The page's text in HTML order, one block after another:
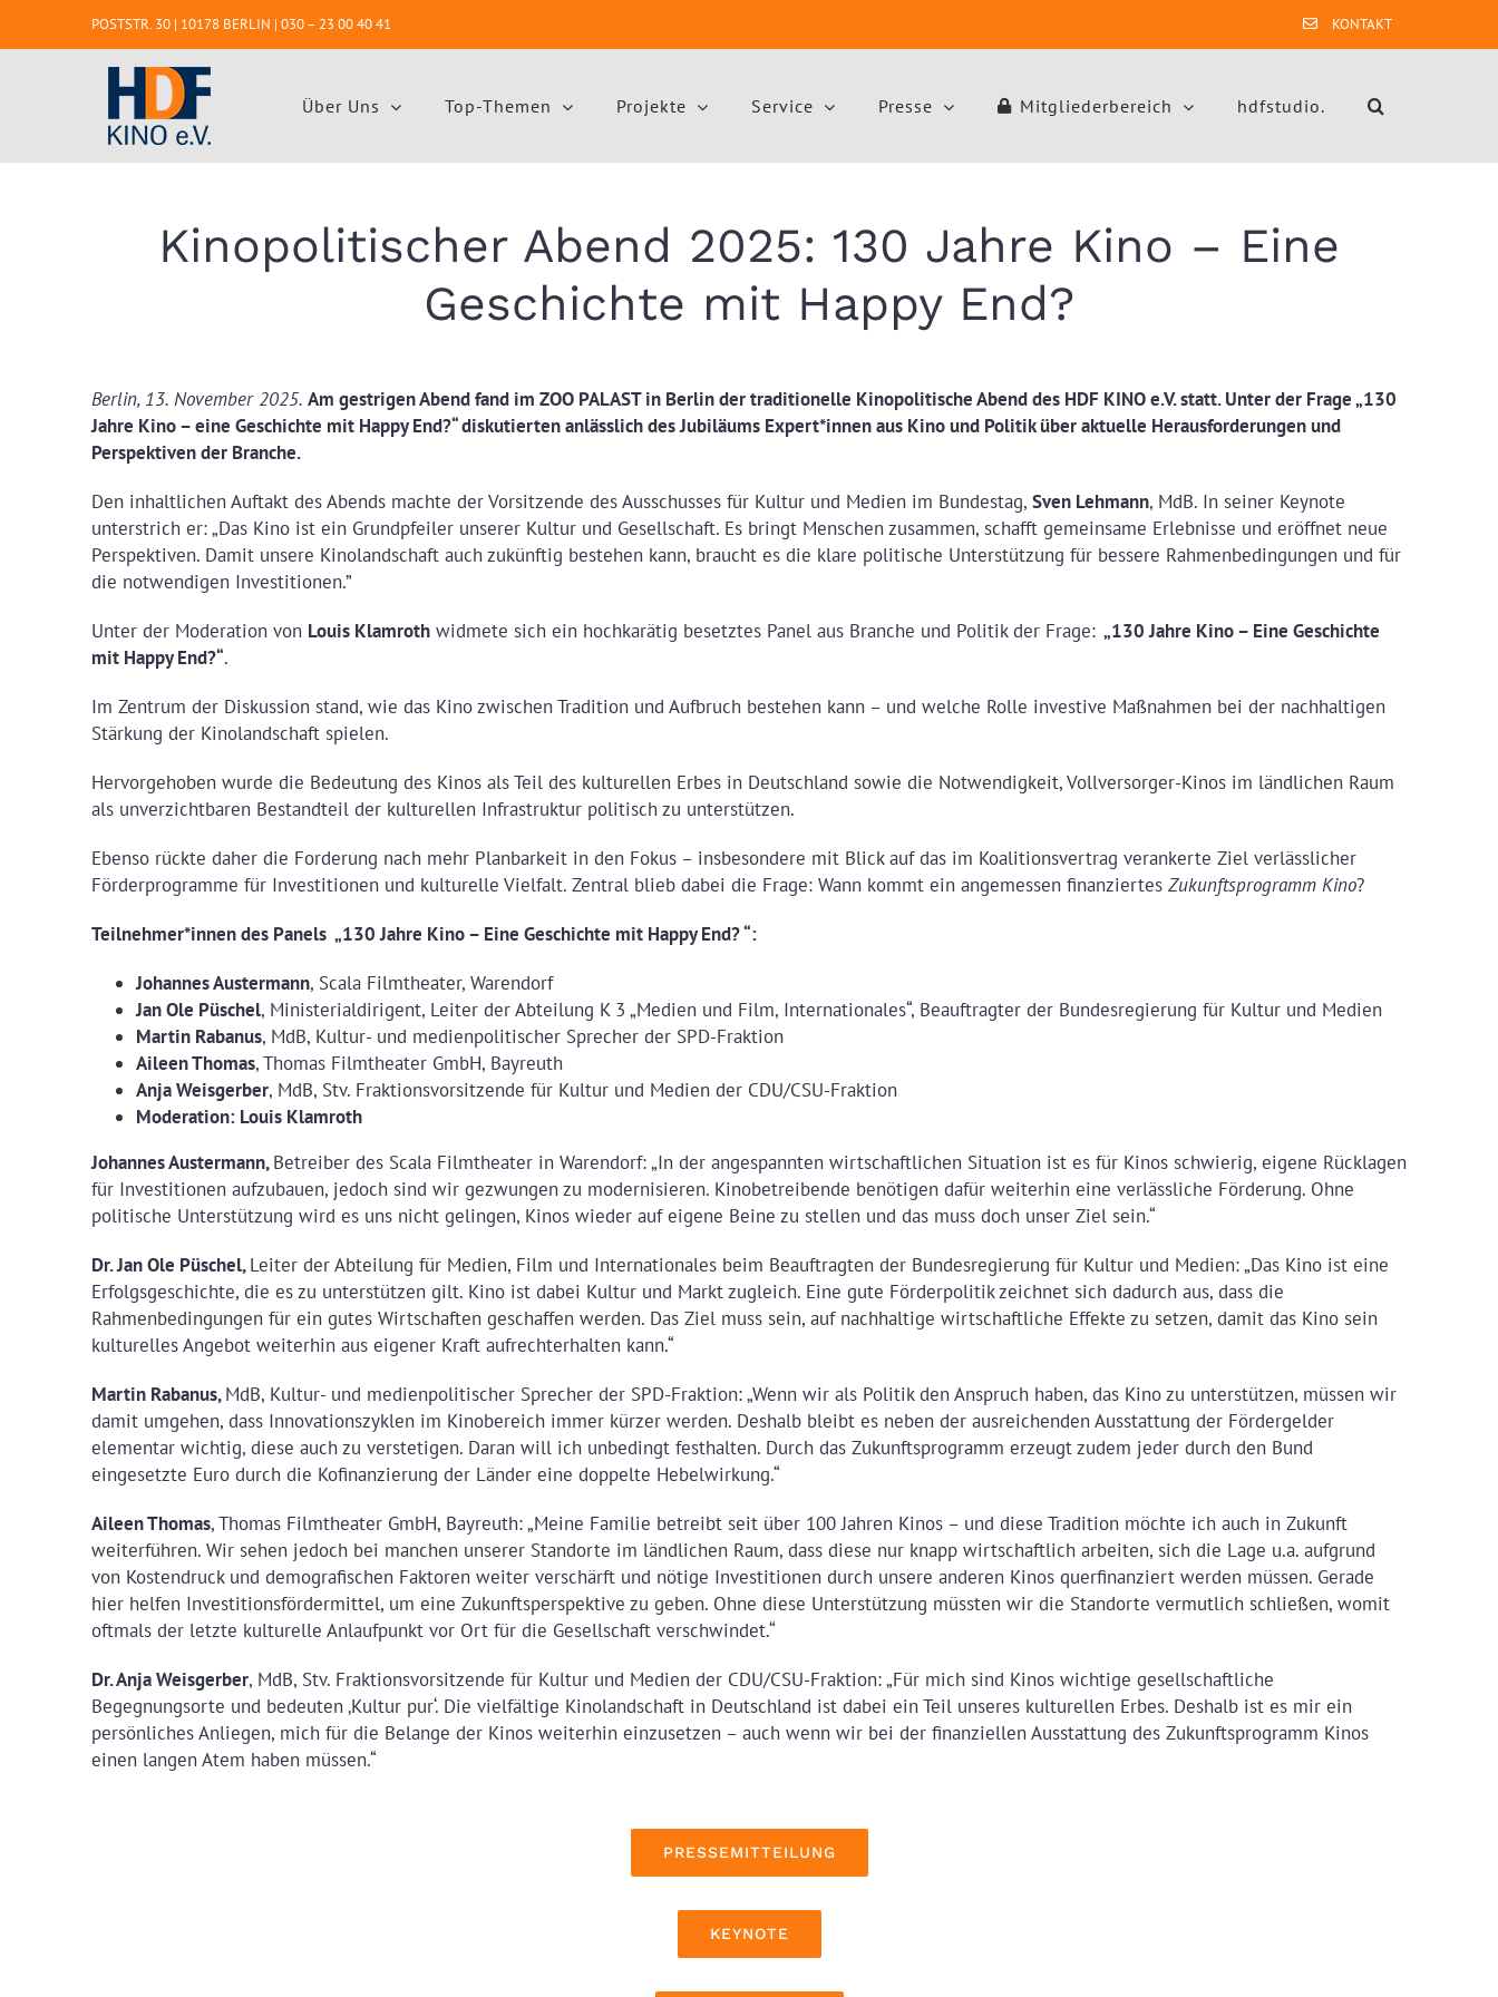
POSTSTR. 30 | 10178 BERLIN | 030 – 23 00 40 41 KONTAKT
Über Uns Top-Themen Projekte Service Presse Mitgliederbereich hdfstudio.
Kinopolitischer Abend 2025: 130 Jahre Kino – Eine
Geschichte mit Happy End?
Berlin, 13. November 2025. Am gestrigen Abend fand im ZOO PALAST in Berlin der traditionelle Kinopolitische Abend des HDF KINO e.V. statt. Unter der Frage „130
Jahre Kino – eine Geschichte mit Happy End?“ diskutierten anlässlich des Jubiläums Expert*innen aus Kino und Politik über aktuelle Herausforderungen und
Perspektiven der Branche.
Den inhaltlichen Auftakt des Abends machte der Vorsitzende des Ausschusses für Kultur und Medien im Bundestag, Sven Lehmann, MdB. In seiner Keynote
unterstrich er: „Das Kino ist ein Grundpfeiler unserer Kultur und Gesellschaft. Es bringt Menschen zusammen, schafft gemeinsame Erlebnisse und eröffnet neue
Perspektiven. Damit unsere Kinolandschaft auch zukünftig bestehen kann, braucht es die klare politische Unterstützung für bessere Rahmenbedingungen und für
die notwendigen Investitionen.”
Unter der Moderation von Louis Klamrothwidmete sich ein hochkarätig besetztes Panel aus Branche und Politik der Frage:„130 Jahre Kino – Eine Geschichte
mit Happy End?“.
Im Zentrum der Diskussion stand, wie das Kino zwischen Tradition und Aufbruch bestehen kann – und welche Rolle investive Maßnahmen bei der nachhaltigen
Stärkung der Kinolandschaft spielen.
Hervorgehoben wurde die Bedeutung des Kinos als Teil des kulturellen Erbes in Deutschland sowie die Notwendigkeit, Vollversorger-Kinos im ländlichen Raum
als unverzichtbaren Bestandteil der kulturellen Infrastruktur politisch zu unterstützen.
Ebenso rückte daher die Forderung nach mehr Planbarkeit in den Fokus – insbesondere mit Blick auf das im Koalitionsvertrag verankerte Ziel verlässlicher
Förderprogramme für Investitionen und kulturelle Vielfalt. Zentral blieb dabei die Frage: Wann kommt ein angemessen finanziertes Zukunftsprogramm Kino?
Teilnehmer*innen des Panels „130 Jahre Kino – Eine Geschichte mit Happy End? “:
Johannes Austermann, Scala Filmtheater, Warendorf
Jan Ole Püschel, Ministerialdirigent, Leiter der Abteilung K 3 „Medien und Film, Internationales“, Beauftragter der Bundesregierung für Kultur und Medien
Martin Rabanus, MdB, Kultur- und medienpolitischer Sprecher der SPD-Fraktion
Aileen Thomas, Thomas Filmtheater GmbH, Bayreuth
Anja Weisgerber, MdB, Stv. Fraktionsvorsitzende für Kultur und Medien der CDU/CSU-Fraktion
Moderation: Louis Klamroth
Johannes Austermann,Betreiber des Scala Filmtheater in Warendorf: „In der angespannten wirtschaftlichen Situation ist es für Kinos schwierig, eigene Rücklagen
für Investitionen aufzubauen, jedoch sind wir gezwungen zu modernisieren. Kinobetreibende benötigen dafür weiterhin eine verlässliche Förderung. Ohne
politische Unterstützung wird es uns nicht gelingen, Kinos wieder auf eigene Beine zu stellen und das muss doch unser Ziel sein.“
Dr. Jan Ole Püschel,Leiter der Abteilung für Medien, Film und Internationales beim Beauftragten der Bundesregierung für Kultur und Medien: „Das Kino ist eine
Erfolgsgeschichte, die es zu unterstützen gilt. Kino ist dabei Kultur und Markt zugleich. Eine gute Förderpolitik zeichnet sich dadurch aus, dass die
Rahmenbedingungen für ein gutes Wirtschaften geschaffen werden. Das Ziel muss sein, auf nachhaltige wirtschaftliche Effekte zu setzen, damit das Kino sein
kulturelles Angebot weiterhin aus eigener Kraft aufrechterhalten kann.“
Martin Rabanus,MdB, Kultur- und medienpolitischer Sprecher der SPD-Fraktion: „Wenn wir als Politik den Anspruch haben, das Kino zu unterstützen, müssen wir
damit umgehen, dass Innovationszyklen im Kinobereich immer kürzer werden. Deshalb bleibt es neben der ausreichenden Ausstattung der Fördergelder
elementar wichtig, diese auch zu verstetigen. Daran will ich unbedingt festhalten. Durch das Zukunftsprogramm erzeugt zudem jeder durch den Bund
eingesetzte Euro durch die Kofinanzierung der Länder eine doppelte Hebelwirkung.“
Aileen Thomas, Thomas Filmtheater GmbH, Bayreuth: „Meine Familie betreibt seit über 100 Jahren Kinos – und diese Tradition möchte ich auch in Zukunft
weiterführen. Wir sehen jedoch bei manchen unserer Standorte im ländlichen Raum, dass diese nur knapp wirtschaftlich arbeiten, sich die Lage u.a. aufgrund
von Kostendruck und demografischen Faktoren weiter verschärft und nötige Investitionen durch unsere anderen Kinos querfinanziert werden müssen. Gerade
hier helfen Investitionsfördermittel, um eine Zukunftsperspektive zu geben. Ohne diese Unterstützung müssten wir die Standorte vermutlich schließen, womit
oftmals der letzte kulturelle Anlaufpunkt vor Ort für die Gesellschaft verschwindet.“
Dr. Anja Weisgerber, MdB, Stv. Fraktionsvorsitzende für Kultur und Medien der CDU/CSU-Fraktion: „Für mich sind Kinos wichtige gesellschaftliche
Begegnungsorte und bedeuten ‚Kultur pur‘. Die vielfältige Kinolandschaft in Deutschland ist dabei ein Teil unseres kulturellen Erbes. Deshalb ist es mir ein
persönliches Anliegen, mich für die Belange der Kinos weiterhin einzusetzen – auch wenn wir bei der finanziellen Ausstattung des Zukunftsprogramm Kinos
einen langen Atem haben müssen.“
PRESSEMITTEILUNG
KEYNOTE